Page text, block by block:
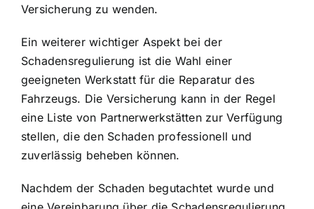
Versicherung zu wenden.
Ein weiterer wichtiger Aspekt bei der
Schadensregulierung ist die Wahl einer
geeigneten Werkstatt für die Reparatur des
Fahrzeugs. Die Versicherung kann in der Regel
eine Liste von Partnerwerkstätten zur Verfügung
stellen, die den Schaden professionell und
zuverlässig beheben können.
Nachdem der Schaden begutachtet wurde und